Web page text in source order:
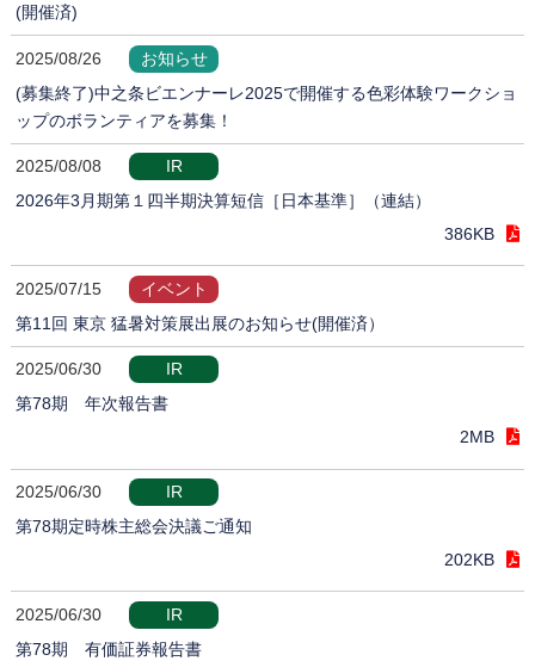
(開催済)
2025/08/26
お知らせ
(募集終了)中之条ビエンナーレ2025で開催する色彩体験ワークショ
ップのボランティアを募集！
2025/08/08
IR
2026年3月期第１四半期決算短信［日本基準］（連結）
386KB
2025/07/15
イベント
第11回 東京 猛暑対策展出展のお知らせ(開催済）
2025/06/30
IR
第78期 年次報告書
2MB
2025/06/30
IR
第78期定時株主総会決議ご通知
202KB
2025/06/30
IR
第78期 有価証券報告書